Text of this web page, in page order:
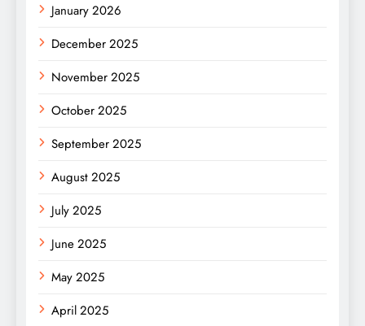
January 2026
December 2025
November 2025
October 2025
September 2025
August 2025
July 2025
June 2025
May 2025
April 2025